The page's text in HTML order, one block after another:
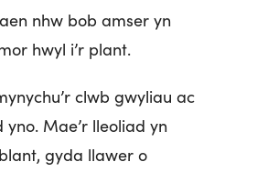
nhw bob amser yn
hwyl i’r plant.
clwb gwyliau ac
Mae’r lleoliad yn
gyda llawer o